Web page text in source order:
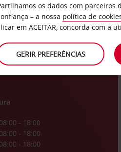
08:00 - 18:00
08:00 - 18:00
08:00 - 18:00
os dados com parceiros
– a nossa política de
em ACEITAR, concorda com a
GERIR PREFERÊNCIAS